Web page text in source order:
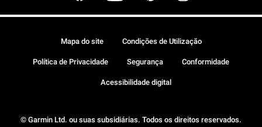
© Garmin Ltd. ou suas subsidiárias. Todos os direitos reservados.
Mapa do site Condições de Utilização
Política de Privacidade Segurança Conformidade
Acessibilidade digital